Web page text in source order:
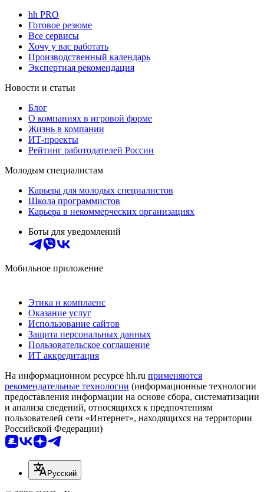
hh PRO
Готовое резюме
Все сервисы
Хочу у вас работать
Производственный календарь
Экспертная рекомендация
Новости и статьи
Блог
О компаниях в игровой форме
Жизнь в компании
ИТ-проекты
Рейтинг работодателей России
Молодым специалистам
Карьера для молодых специалистов
Школа программистов
Карьера в некоммерческих организациях
Боты для уведомлений
Мобильное приложение
Этика и комплаенс
Оказание услуг
Использование сайтов
Защита персональных данных
Пользовательское соглашение
ИТ аккредитация
На информационном ресурсе hh.ru применяются
рекомендательные технологии (информационные технологии
предоставления информации на основе сбора, систематизации
и анализа сведений, относящихся к предпочтениям
пользователей сети «Интернет», находящихся на территории
Российской Федерации)
Русский